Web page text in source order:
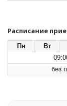
Расписание
Пн Вт
без